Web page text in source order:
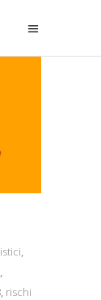
,
,
, rischi